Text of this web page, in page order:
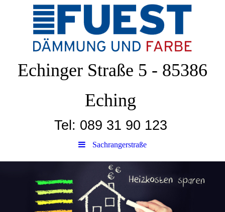
Echinger Straße 5 - 85386
Eching
Tel: 089 31 90 123
Sachrangerstraße